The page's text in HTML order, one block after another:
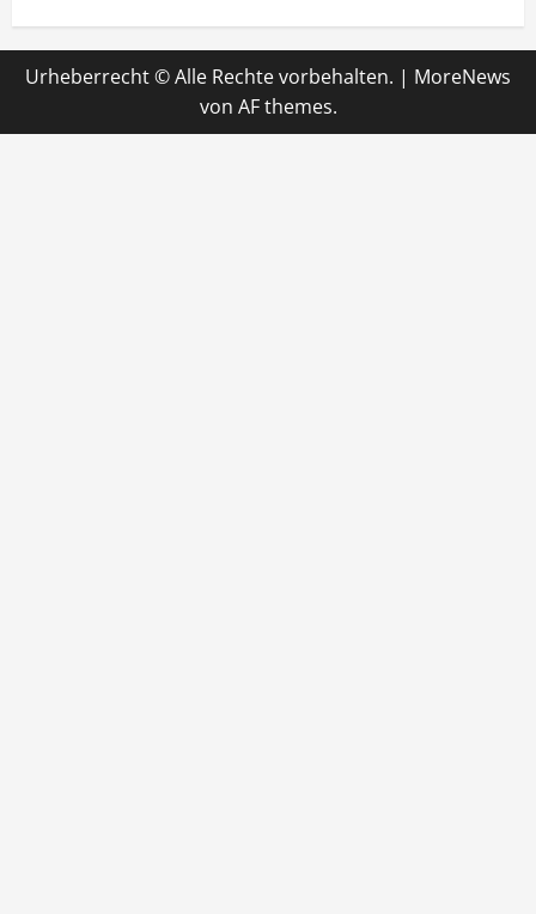
Urheberrecht © Alle Rechte vorbehalten. | MoreNews
von AF themes.